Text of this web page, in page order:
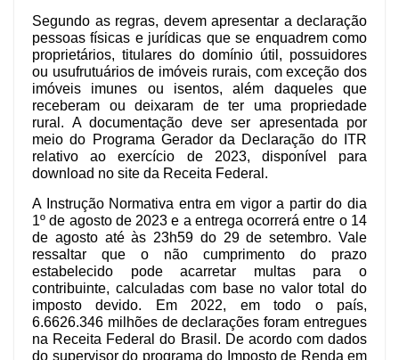
Segundo as regras, devem apresentar a declaração
pessoas físicas e jurídicas que se enquadrem como
proprietários, titulares do domínio útil, possuidores
ou usufrutuários de imóveis rurais, com exceção dos
imóveis imunes ou isentos, além daqueles que
receberam ou deixaram de ter uma propriedade
rural. A documentação deve ser apresentada por
meio do Programa Gerador da Declaração do ITR
relativo ao exercício de 2023, disponível para
download no site da Receita Federal.
A Instrução Normativa entra em vigor a partir do dia
1º de agosto de 2023 e a entrega ocorrerá entre o 14
de agosto até às 23h59 do 29 de setembro. Vale
ressaltar que o não cumprimento do prazo
estabelecido pode acarretar multas para o
contribuinte, calculadas com base no valor total do
imposto devido. Em 2022, em todo o país,
6.6626.346 milhões de declarações foram entregues
na Receita Federal do Brasil. De acordo com dados
do supervisor do programa do Imposto de Renda em